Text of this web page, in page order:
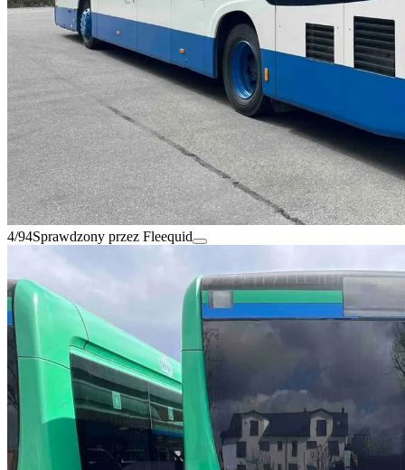
4/94Sprawdzony przez Fleequid